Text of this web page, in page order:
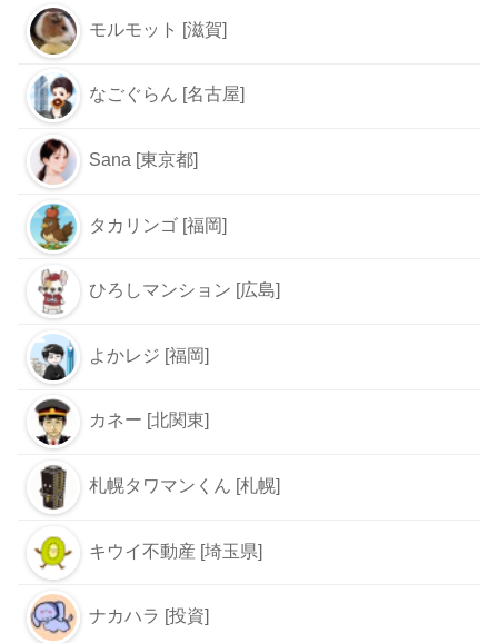
モルモット [滋賀]
なごぐらん [名古屋]
Sana [東京都]
タカリンゴ [福岡]
ひろしマンション [広島]
よかレジ [福岡]
カネー [北関東]
札幌タワマンくん [札幌]
キウイ不動産 [埼玉県]
ナカハラ [投資]